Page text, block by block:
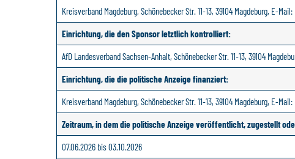
Kreisverband Magdeburg, Schönebecker Str. 11-13, 39104 Magdeburg, E-
Einrichtung, die den Sponsor letztlich kontrolliert:
AfD Landesverband Sachsen-Anhalt, Schönebecker Str. 11-13, 39104
Einrichtung, die die politische Anzeige finanziert:
Kreisverband Magdeburg, Schönebecker Str. 11-13, 39104 Magdeburg, E-
Zeitraum, in dem die politische Anzeige veröffentlicht, zugestellt
07.06.2026 bis 03.10.2026